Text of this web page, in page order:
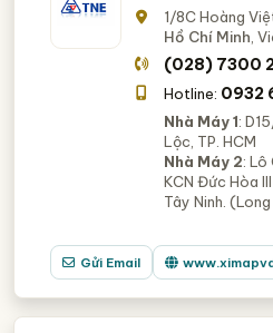
1/8C Hoàng
Hồ Chí Minh ,
(028) 7300
Hotline: 0932
Nhà Máy 1:
Lộc, TP. HCM
Nhà Máy 2: Lô
KCN Đức Hòa
Tây Ninh.
Gửi Email